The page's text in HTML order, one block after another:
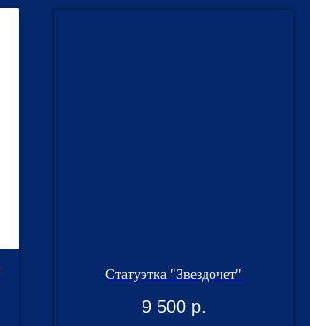
Статуэтка "Звездочет"
9 500 р.